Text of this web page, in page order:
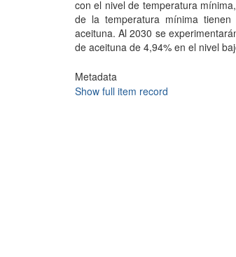
con el nivel de temperatura
de la temperatura mínima
aceituna. Al 2030 se
de aceituna de 4,94% en el nivel
Metadata
Show full item record